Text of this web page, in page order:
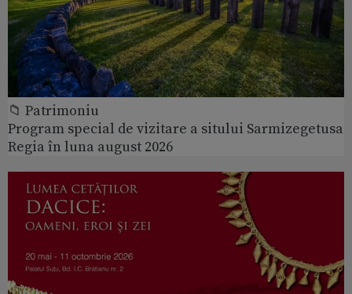
📁 Patrimoniu
Program special de vizitare a sitului Sarmizegetusa
Regia în luna august 2026